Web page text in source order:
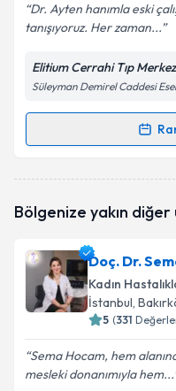
Dr. Ayten hanımla eski
tanışıyoruz. Her zaman...
Elitium Cerrahi Tıp
Süleyman Demirel Caddesi
Randevu
talebi oluşturun. Size
bilgilendireceğiz.
E-posta Adresiniz
Kişisel
Bölgenize yakın
Doç. Dr.
Kadın
İstanbul,
5 (331
Sema Hocam, hem
mesleki donanımıyla hem...